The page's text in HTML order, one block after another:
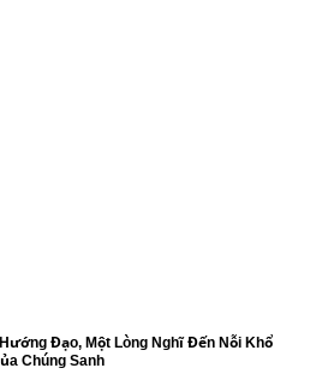
Đạo, Một Lòng Nghĩ Đến Nỗi Khổ
Chúng Sanh